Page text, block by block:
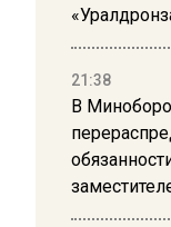
21:38
В